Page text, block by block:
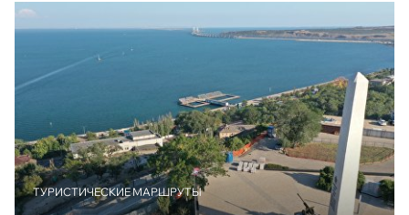
ТУРИСТИЧЕСКИЕ МАРШРУТЫ